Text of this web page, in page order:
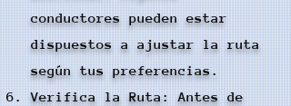
conductores pueden estar
dispuestos a ajustar la ruta
según tus preferencias.
Verifica la Ruta: Antes de